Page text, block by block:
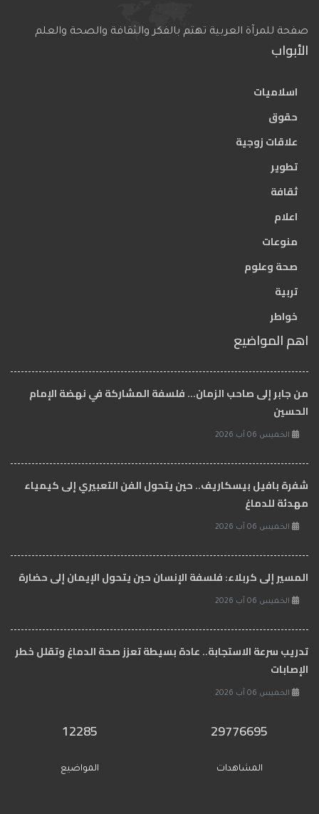
صفحة للمرآة العربية تهتم بالفكر والثقافة والصحة والعلم
الأبواب
اسلاميات
حقوق
علاقات زوجية
تطوير
ثقافة
اعلام
منوعات
صحة وعلوم
تربية
خواطر
اهم المواضيع
من جابر إلى صاحب الزمان… فلسفة المشاركة في نهضة الإمام
الحسين
الخميس 06 آب 2026
شفرة بافيل بيسكاريف.. حين يتحول الفن التعبيري إلى كيمياء
مهدئة للدماغ
الخميس 06 آب 2026
المسير إلى كربلاء: فلسفة الإنسان حين يتحول الإيمان إلى حضارة
الخميس 06 آب 2026
تدريب سرعة الاستجابة.. عادة بسيطة تعزز صحة الدماغ وتقلل خطر
الإصابات
الخميس 06 آب 2026
29776695
المشاهدات
12285
المواضيع